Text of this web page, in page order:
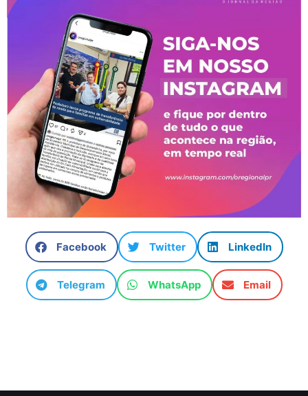
Facebook Twitter LinkedIn
Telegram WhatsApp Email